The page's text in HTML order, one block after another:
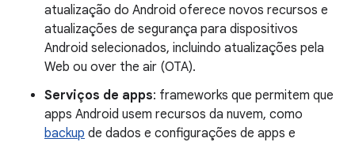
atualização do Android oferece novos recursos e
atualizações de segurança para dispositivos
Android selecionados, incluindo atualizações pela
Web ou over the air (OTA).
Serviços de apps: frameworks que permitem que
apps Android usem recursos da nuvem, como
backup de dados e configurações de apps e